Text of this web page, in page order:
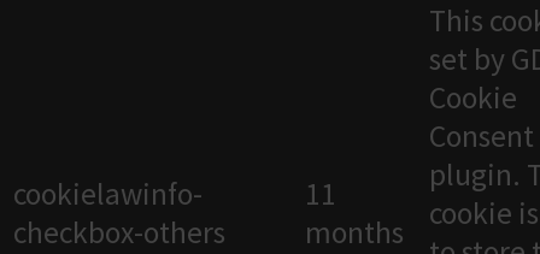
cookielawinfo-
checkbox-others
11
months
This
set by
Cookie
Consent
plugin.
cookie